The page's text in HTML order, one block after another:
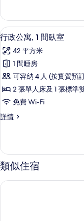
客
房
的
相
片
式
客
房
詳
情
載
入
所
有
行
政
公
寓,
間
臥
室
的
12
行政公寓, 1 間臥室
42 平方米
1 間睡房
可容納 4 人 (按實質預
2 張單人床及 1 張標準
免費 Wi-Fi
詳情
行
1
間
臥
詳
類似住宿
柏林選帝侯大街厄達伽